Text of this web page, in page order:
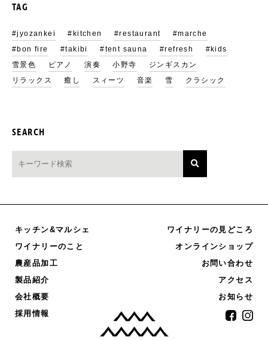
TAG
#jyozankei #kitchen #restaurant
#marche
#bon fire
#takibi #tent sauna #refresh
#kids
雪景色
ピアノ 演奏 小野寺
ジンギスカン
リラックス
癒し スィーツ 音楽 雪 クラシック
SEARCH
キッチン&マルシェ
ワイナリーのこと
農産品加工
製品紹介
会社概要
採用情報
ワイナリーの見どころ
オンラインショップ
お問い合わせ
アクセス
お知らせ